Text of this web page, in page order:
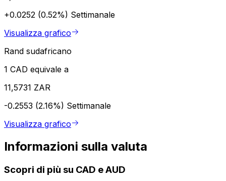
+0.0252 (0.52%) Settimanale
Visualizza grafico
Rand sudafricano
1 CAD equivale a
11,5731 ZAR
-0.2553 (2.16%) Settimanale
Visualizza grafico
Informazioni sulla valuta
Scopri di più su CAD e AUD